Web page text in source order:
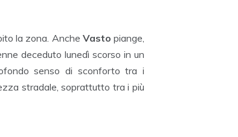
la zona. Anche Vasto piange,
deceduto lunedì scorso in un
senso di sconforto tra i
stradale, soprattutto tra i più